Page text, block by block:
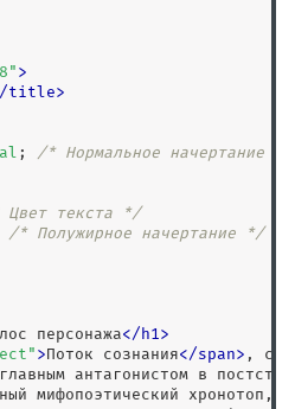
" >
/title>
;
/* Нормальное начертание */
текста */
/* Полужирное начертание */
персонажа</ h1 >
" >Поток сознания</span> ,
антагонистом в
мифопоэтический хронотоп,